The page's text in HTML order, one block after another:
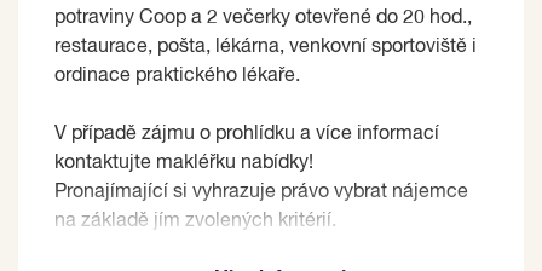
potraviny Coop a 2 večerky otevřené do 20 hod.,
restaurace, pošta, lékárna, venkovní sportoviště i
ordinace praktického lékaře.
V případě zájmu o prohlídku a více informací
kontaktujte makléřku nabídky!
Pronajímající si vyhrazuje právo vybrat nájemce
na základě jím zvolených kritérií.